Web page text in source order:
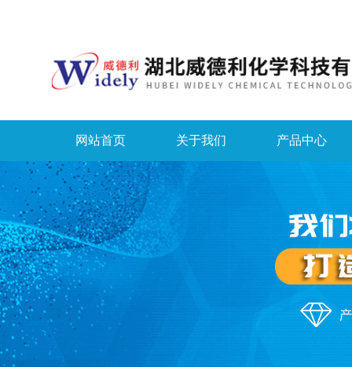
网站首页 关于我们 产品中心